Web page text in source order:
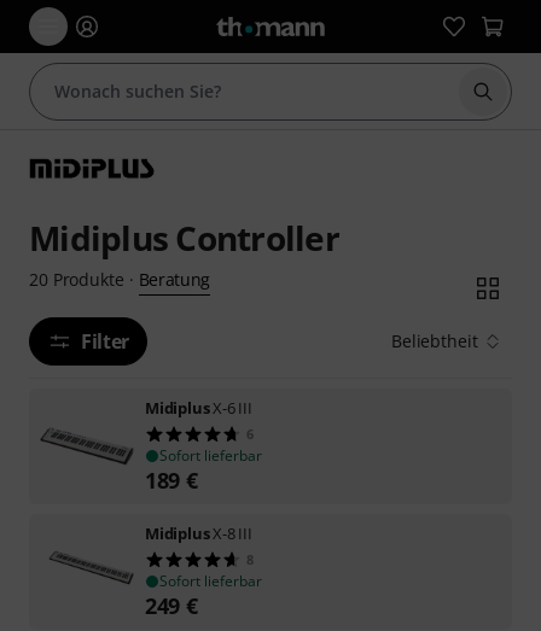
Suche
Midiplus Controller
20 Produkte · Beratung
Filter Beliebtheit
MidiplusX-6 III
6
Sofort lieferbar
189 €
MidiplusX-8 III
8
Sofort lieferbar
249 €